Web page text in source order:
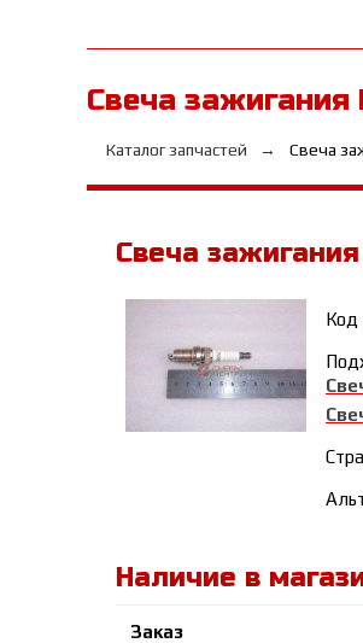
Свеча зажигания
Каталог запчастей Свеча
Свеча зажигания
Код
Наличие в
Заказ